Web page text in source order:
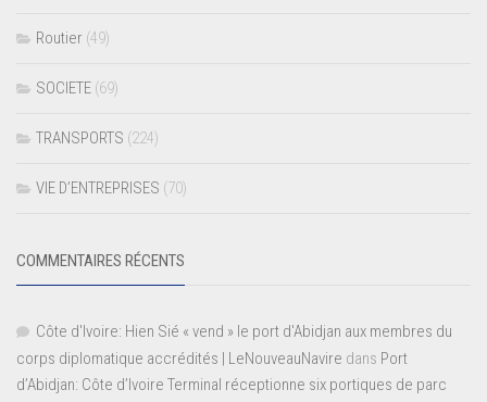
Routier (49)
SOCIETE (69)
TRANSPORTS (224)
VIE D’ENTREPRISES (70)
COMMENTAIRES RÉCENTS
Côte d'Ivoire: Hien Sié « vend » le port d'Abidjan aux membres du
corps diplomatique accrédités | LeNouveauNavire dans Port
d’Abidjan: Côte d’Ivoire Terminal réceptionne six portiques de parc